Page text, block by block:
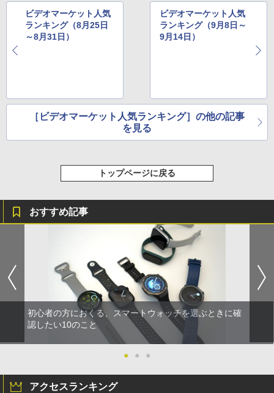
ビデオマーケット人気
ランキング（8月25日
～8月31日）
ビデオマーケット人気
ランキング（9月8日～
9月14日）
［ビデオマーケット人気ランキング］の他の記事
を見る
トップページに戻る
おすすめ記事
初心者の方におくる、スマートウォッチを選ぶときに確
認したい10のこと
● ● ●
アクセスランキング